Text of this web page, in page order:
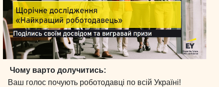
Чому варто долучитись:
Ваш голос почують роботодавці по всій Україні!